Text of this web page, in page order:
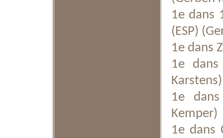
1e dans
(ESP)
1e dans
1e dans
Karstens)
1e
Kemper)
1e dans